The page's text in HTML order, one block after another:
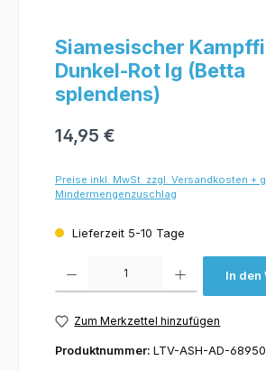
Siamesischer
Dunkel-Rot lg (Betta
splendens)
14,95 €
Preise inkl. MwSt. zzgl. Versandkosten +
Mindermengenzuschlag
Lieferzeit 5-10 Tage
In den
Zum Merkzettel hinzufügen
Produktnummer: LTV-ASH-AD-68950